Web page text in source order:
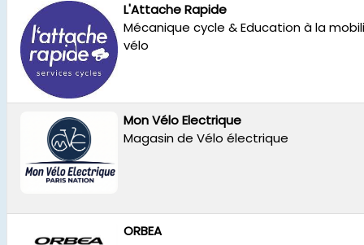
L'Attache Rapide
Mécanique cycle & Education à la
vélo
Mon Vélo Electrique
Magasin de Vélo électrique
ORBEA